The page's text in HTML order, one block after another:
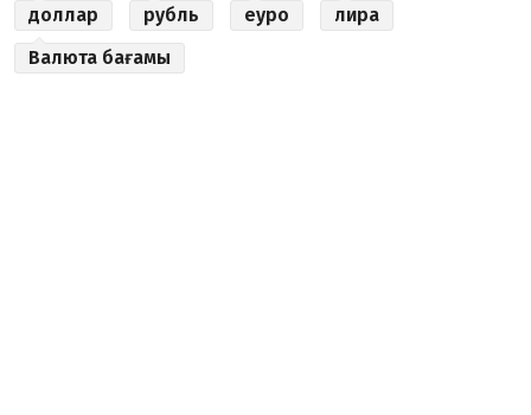
доллар рубль еуро
лира
Валюта бағамы